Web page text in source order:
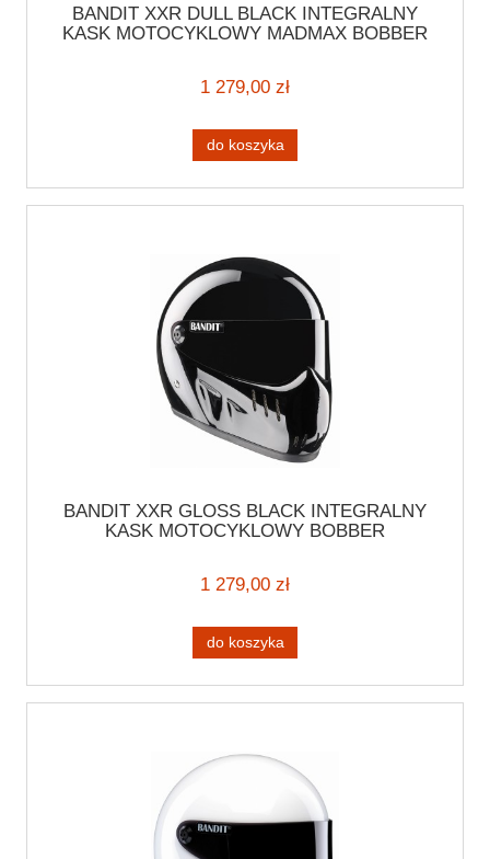
BANDIT XXR DULL BLACK INTEGRALNY
KASK MOTOCYKLOWY MADMAX BOBBER
1 279,00 zł
do koszyka
BANDIT XXR GLOSS BLACK INTEGRALNY
KASK MOTOCYKLOWY BOBBER
1 279,00 zł
do koszyka